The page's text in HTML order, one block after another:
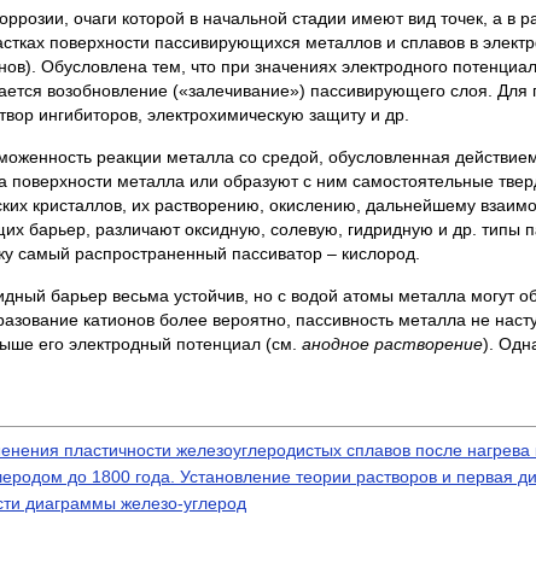
очаги которой в начальной стадии имеют вид точек, а в
поверхности пассивирующихся металлов и сплавов в
Обусловлена тем, что при значениях электродного
возобновление («залечивание») пассивирующего слоя.
ингибиторов, электрохимическую защиту и др.
реакции металла со средой, обусловленная
металла или образуют с ним самостоятельные
кристаллов, их растворению, окислению, дальнейшему
барьер, различают оксидную, солевую, гидридную и др. типы
самый распространенный пассиватор – кислород.
барьер весьма устойчив, но с водой атомы металла могут
катионов более вероятно, пассивность металла не
его электродный потенциал (см. анодное растворение).
пластичности железоуглеродистых сплавов после
до 1800 года. Установление теории растворов и первая
диаграммы железо-углерод